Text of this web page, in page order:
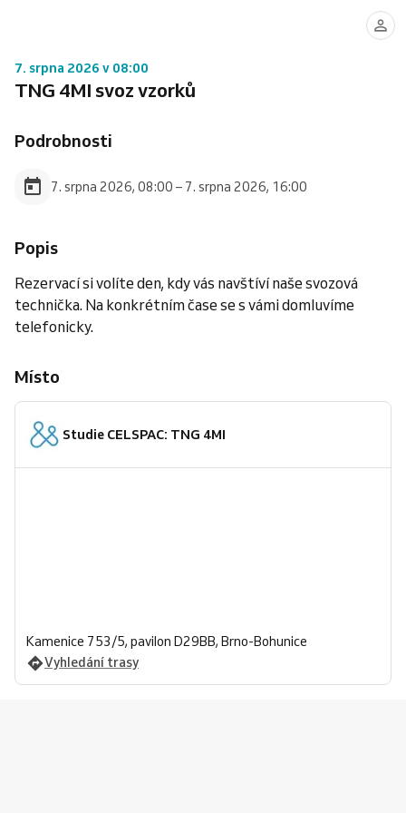
7. srpna 2026 v 08:00
TNG 4MI svoz vzorků
Podrobnosti
7. srpna 2026, 08:00 – 7. srpna 2026, 16:00
Popis
Rezervací si volíte den, kdy vás navštíví naše svozová
technička. Na konkrétním čase se s vámi domluvíme
telefonicky.
Místo
Studie CELSPAC: TNG 4MI
Kamenice 753/5, pavilon D29BB, Brno-Bohunice
Vyhledání trasy